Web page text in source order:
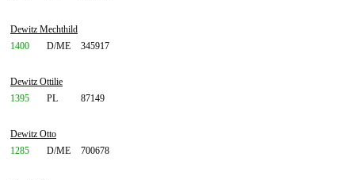
Dewitz Mechthild
1400
D/ME 345917
Dewitz Ottilie
1395
PL 87149
Dewitz Otto
1285
D/ME 700678